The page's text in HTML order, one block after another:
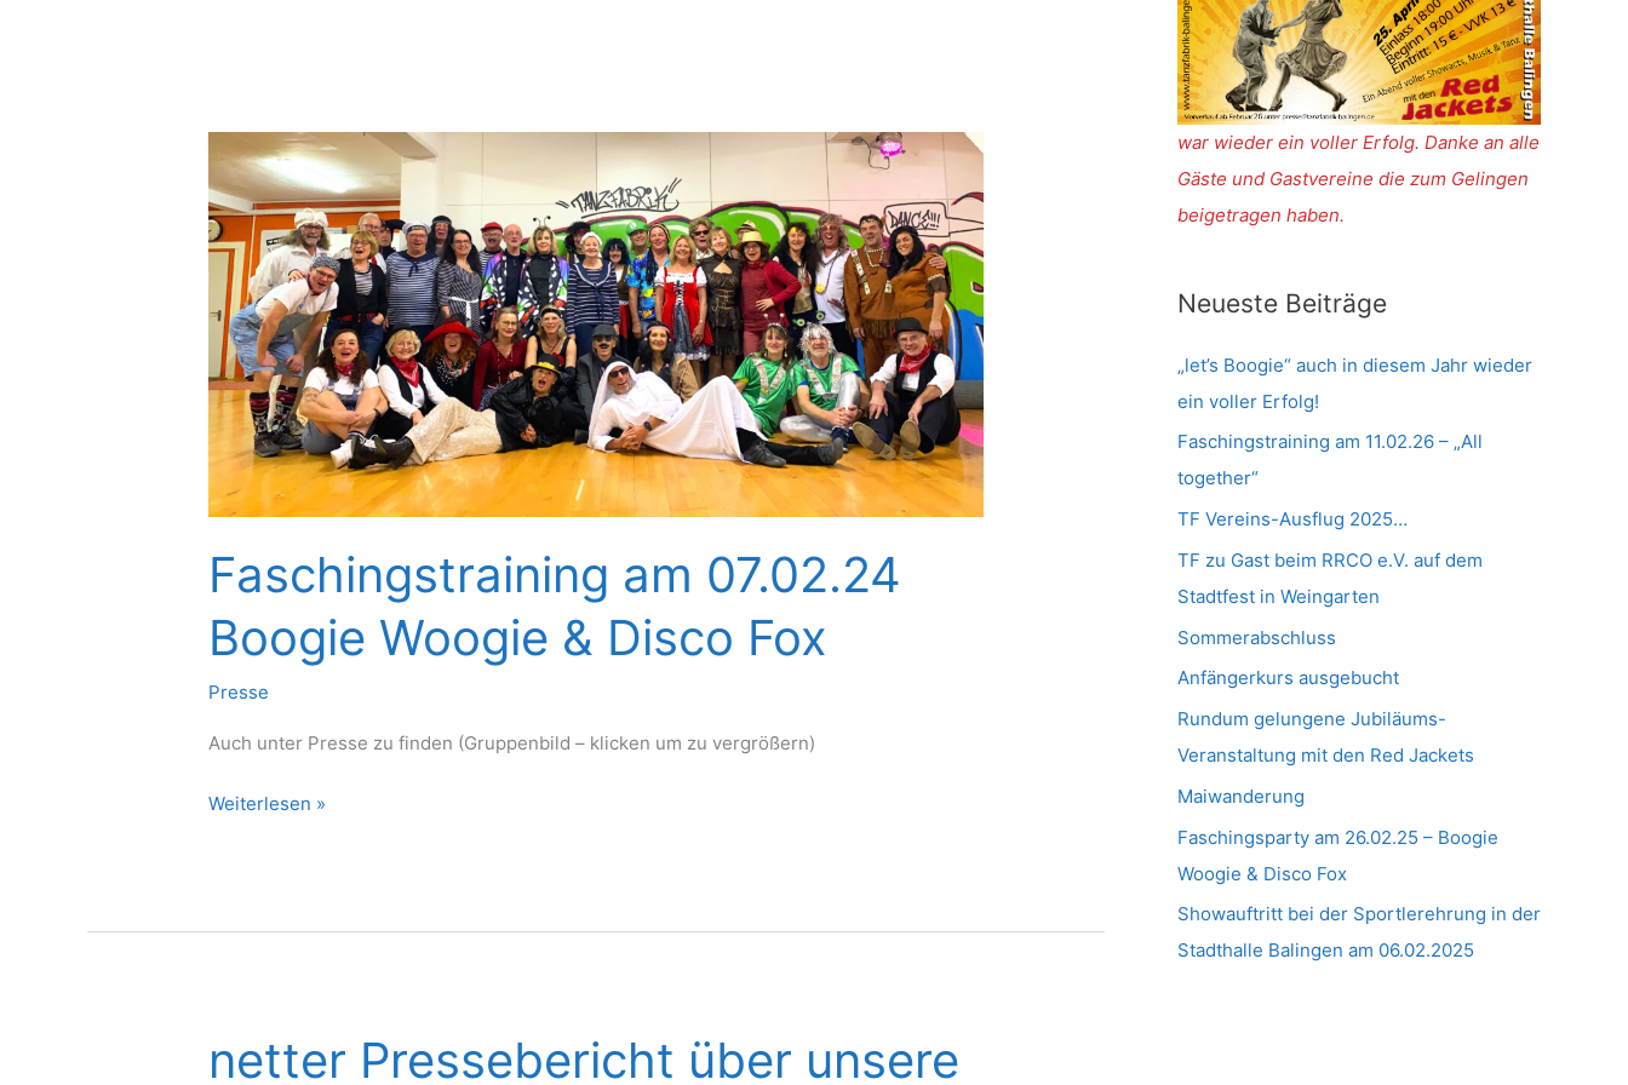
Faschingstraining am 07.02.24
Boogie Woogie & Disco Fox
Presse
Auch unter Presse zu finden (Gruppenbild – klicken um zu vergrößern)
Faschingstraining
Woogie
Weiterlesen »
netter Pressebericht über unsere
war wieder ein voller Erfolg. Danke an alle
Gäste und Gastvereine die zum Gelingen
beigetragen haben.
Neueste Beiträge
„let’s Boogie“ auch in diesem Jahr wieder
ein voller Erfolg!
Faschingstraining am 11.02.26 – „All
together“
TF Vereins-Ausflug 2025…
TF zu Gast beim RRCO e.V. auf dem
Stadtfest in Weingarten
Sommerabschluss
Anfängerkurs ausgebucht
Rundum gelungene Jubiläums-
Veranstaltung mit den Red Jackets
Maiwanderung
Faschingsparty am 26.02.25 – Boogie
Woogie & Disco Fox
Showauftritt bei der Sportlerehrung in der
Stadthalle Balingen am 06.02.2025